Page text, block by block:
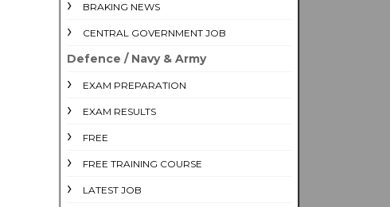
BRAKING NEWS
CENTRAL GOVERNMENT JOB
Defence / Navy & Army
EXAM PREPARATION
EXAM RESULTS
FREE
FREE TRAINING COURSE
LATEST JOB